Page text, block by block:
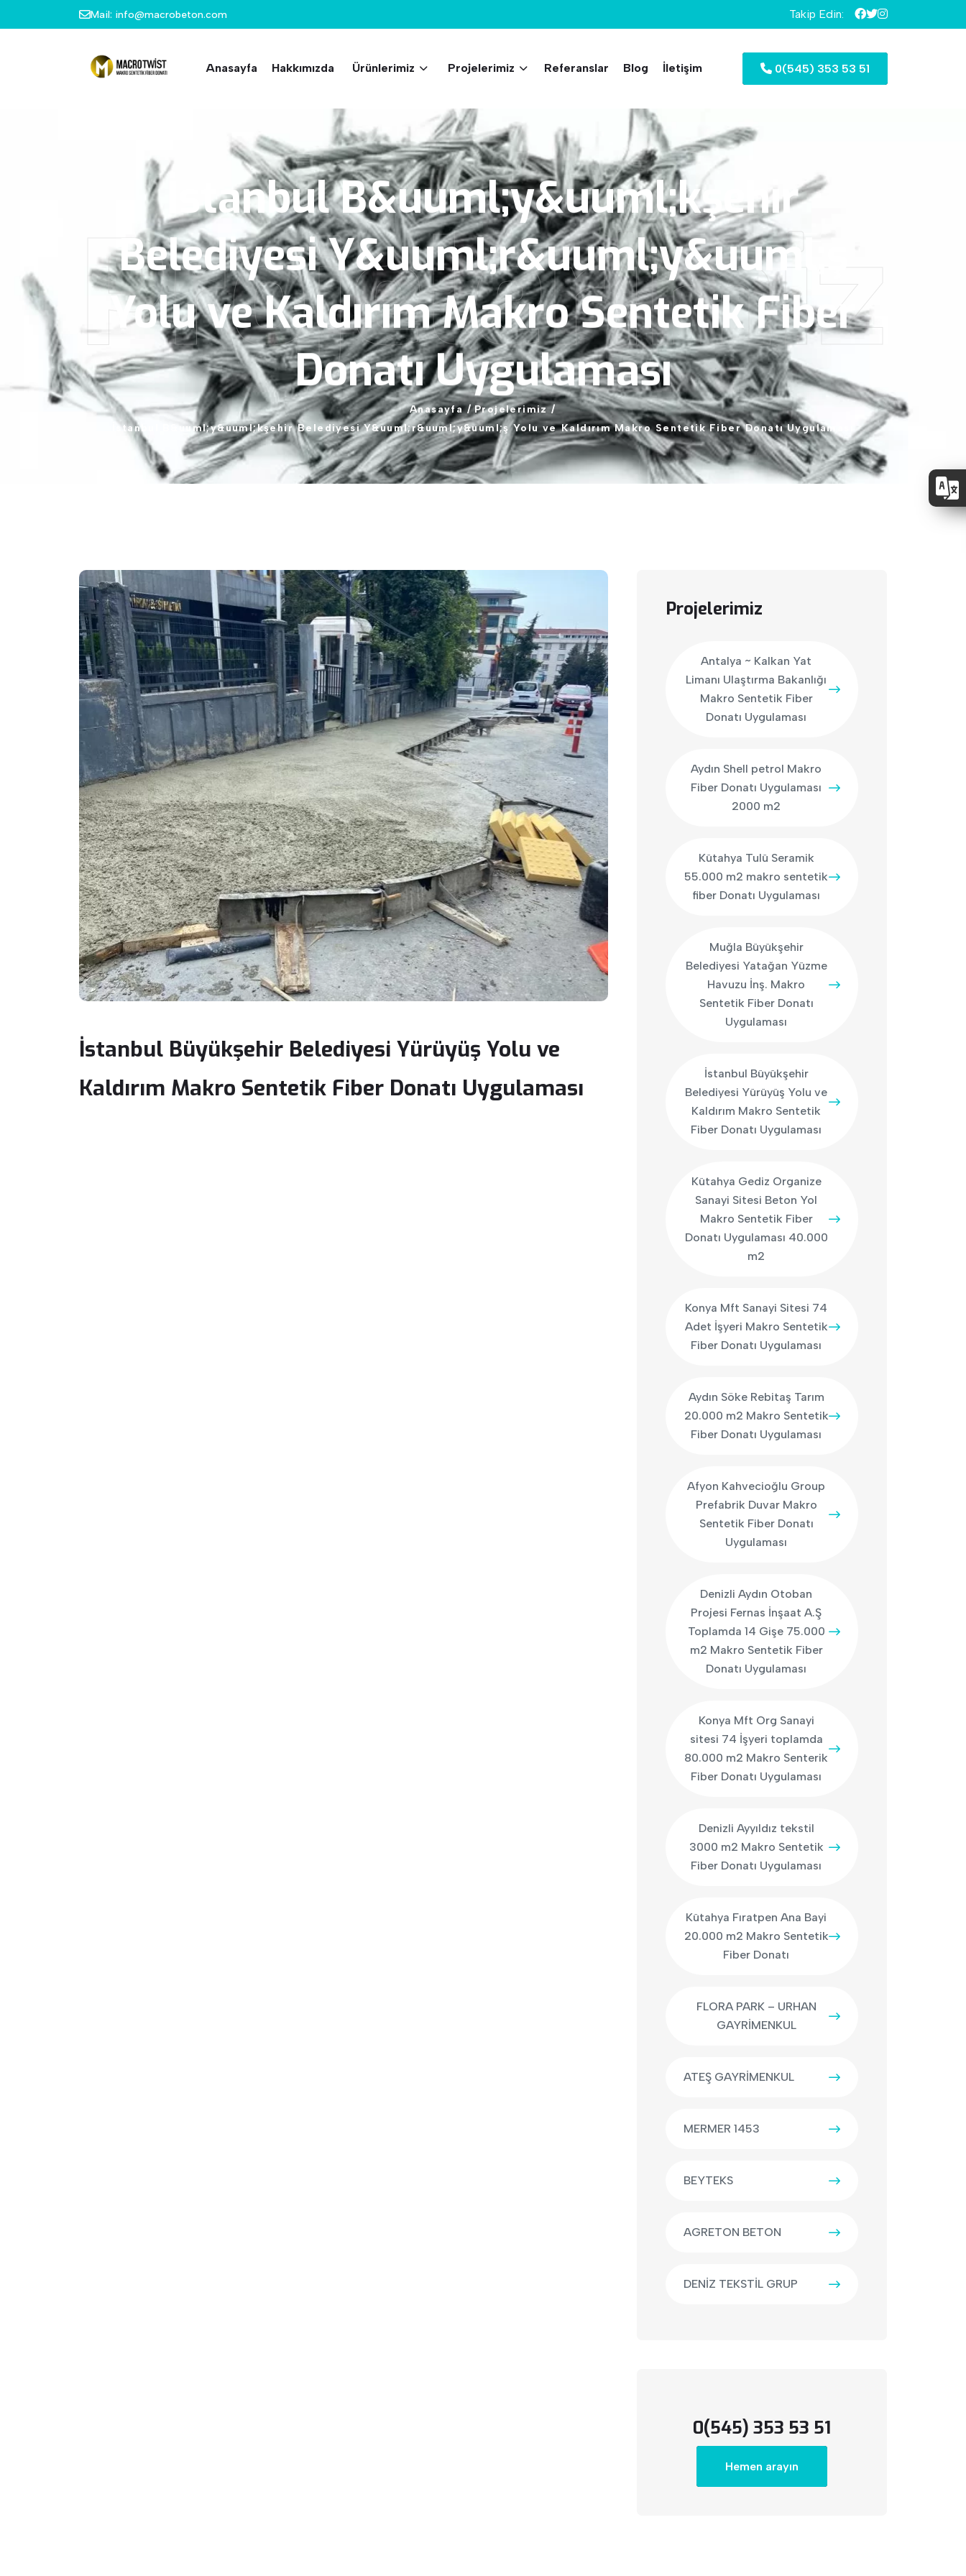
Mail: info@macrobeton.com Takip Edin:
Anasayfa Hakkımızda Ürünlerimiz Projelerimiz Referanslar Blog İletişim 0(545) 353 53 51
Projelerimiz
İstanbulB&uuml;y&uuml;kşehir
BelediyesiY&uuml;r&uuml;y&uuml;ş
YoluveKaldırımMakroSentetikFiber
DonatıUygulaması
Anasayfa / Projelerimiz /
İstanbul
B&uuml;y&uuml;kşehir Belediyesi Y&uuml;r&uuml;y&uuml;ş Yolu ve Kaldırım Makro Sentetik Fiber Donatı Uygulaması
İstanbul Büyükşehir Belediyesi Yürüyüş Yolu ve
Kaldırım Makro Sentetik Fiber Donatı Uygulaması
Projelerimiz
Antalya ~ Kalkan Yat
Limanı Ulaştırma Bakanlığı
Makro Sentetik Fiber
Donatı Uygulaması
Aydın Shell petrol Makro
Fiber Donatı Uygulaması
2000 m2
Kütahya Tulü Seramik
55.000 m2 makro sentetik
fiber Donatı Uygulaması
Muğla Büyükşehir
Belediyesi Yatağan Yüzme
Havuzu İnş. Makro
Sentetik Fiber Donatı
Uygulaması
İstanbul Büyükşehir
Belediyesi Yürüyüş Yolu ve
Kaldırım Makro Sentetik
Fiber Donatı Uygulaması
Kütahya Gediz Organize
Sanayi Sitesi Beton Yol
Makro Sentetik Fiber
Donatı Uygulaması 40.000
m2
Konya Mft Sanayi Sitesi 74
Adet İşyeri Makro Sentetik
Fiber Donatı Uygulaması
Aydın Söke Rebitaş Tarım
20.000 m2 Makro Sentetik
Fiber Donatı Uygulaması
Afyon Kahvecioğlu Group
Prefabrik Duvar Makro
Sentetik Fiber Donatı
Uygulaması
Denizli Aydın Otoban
Projesi Fernas İnşaat A.Ş
Toplamda 14 Gişe 75.000
m2 Makro Sentetik Fiber
Donatı Uygulaması
Konya Mft Org Sanayi
sitesi 74 İşyeri toplamda
80.000 m2 Makro Senterik
Fiber Donatı Uygulaması
Denizli Ayyıldız tekstil
3000 m2 Makro Sentetik
Fiber Donatı Uygulaması
Kütahya Fıratpen Ana Bayi
20.000 m2 Makro Sentetik
Fiber Donatı
FLORA PARK – URHAN
GAYRİMENKUL
ATEŞ GAYRİMENKUL
MERMER 1453
BEYTEKS
AGRETON BETON
DENİZ TEKSTİL GRUP
0(545) 353 53 51
Hemen arayın